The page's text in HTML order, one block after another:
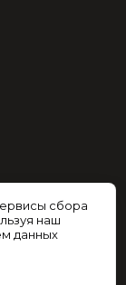
сбора
наш
данных